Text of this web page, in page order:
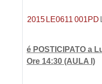
2015 LE0611 001PD
é POSTICIPATO a
Ore 14:30 (AULA I)